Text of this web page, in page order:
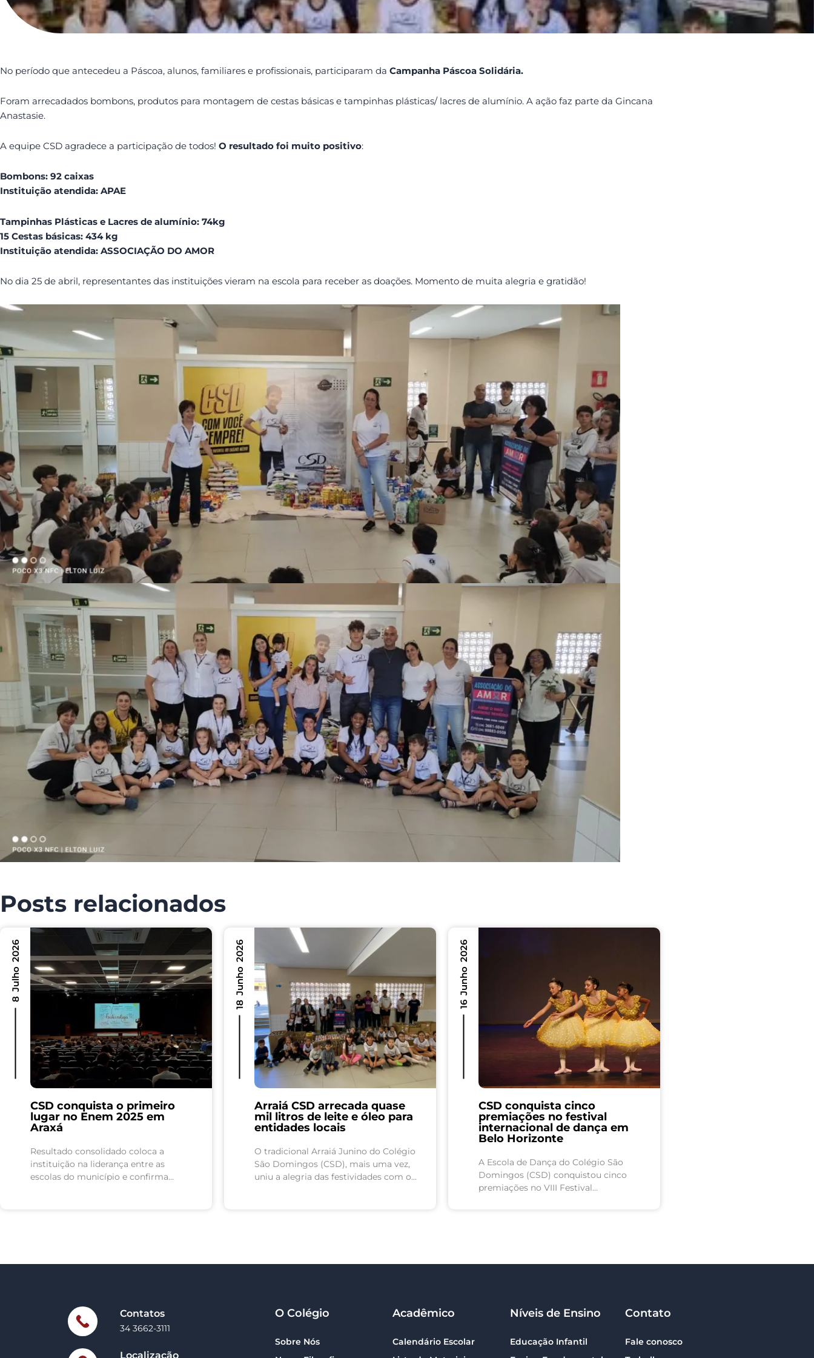
No período que antecedeu a Páscoa, alunos, familiares e profissionais, participaram da Campanha Páscoa Solidária.
Foram arrecadados bombons, produtos para montagem de cestas básicas e tampinhas plásticas/ lacres de alumínio. A ação faz parte da Gincana
Anastasie.
A equipe CSD agradece a participação de todos! O resultado foi muito positivo:
Bombons: 92 caixas
Instituição atendida: APAE
Tampinhas Plásticas e Lacres de alumínio: 74kg
15 Cestas básicas: 434 kg
Instituição atendida: ASSOCIAÇÃO DO AMOR
No dia 25 de abril, representantes das instituições vieram na escola para receber as doações. Momento de muita alegria e gratidão!
Posts relacionados
CSD conquista o primeiro
lugar no Enem 2025 em
Araxá
Resultado consolidado coloca a
instituição na liderança entre as
escolas do município e confirma
8 Julho 2026
Arraiá CSD arrecada quase
mil litros de leite e óleo para
entidades locais
O tradicional Arraiá Junino do Colégio
São Domingos (CSD), mais uma vez,
uniu a alegria das festividades com o
18 Junho 2026
CSD conquista cinco
premiações no festival
internacional de dança em
Belo Horizonte
A Escola de Dança do Colégio São
Domingos (CSD) conquistou cinco
premiações no VIII Festival
16 Junho 2026
Contatos
34 3662-3111
Localização
O Colégio
Sobre Nós
Acadêmico
Calendário Escolar
Níveis de Ensino
Educação Infantil
Contato
Fale conosco